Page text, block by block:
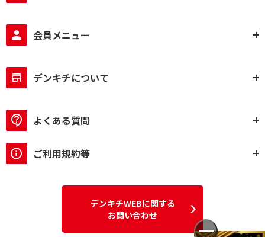
会員メニュー
デンキチについて
よくある質問
ご利用規約等
デンキチWEBに関する
お問い合わせ